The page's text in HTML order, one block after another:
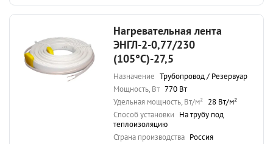
Нагревательная лента
ЭНГЛ-2-0,77/230
(105°С)-27,5
Назначение Трубопровод / Резервуар
Мощность, Вт 770 Вт
Удельная мощность, Вт/м² 28 Вт/м²
Способ установки На трубу под
теплоизоляцию
Страна производства Россия